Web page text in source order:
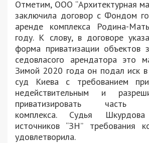
Отметим, ООО “Архитектурная
заключила договор с Фондом
аренде комплекса Родина-
году. К слову, в договоре
форма приватизации объектов
седовласого арендатора это
Зимой 2020 года он подал иск в
суд Киева с требованием
недействительным и
приватизировать часть
комплекса. Судья
источников “ЗН” требования
удовлетворила.